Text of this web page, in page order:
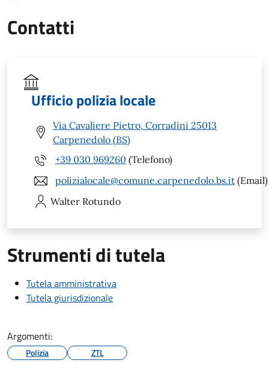
Contatti
Ufficio polizia locale
Via Cavaliere Pietro, Corradini 25013
Carpenedolo (BS)
+39 030 969260 (Telefono)
polizialocale@comune.carpenedolo.bs.it (Email)
Walter Rotundo
Strumenti di tutela
Tutela amministrativa
Tutela giurisdizionale
Argomenti:
Polizia ZTL